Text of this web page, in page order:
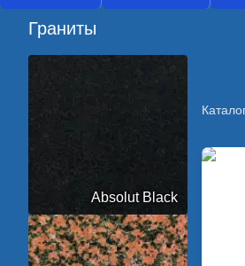
Граниты
Absolut Black